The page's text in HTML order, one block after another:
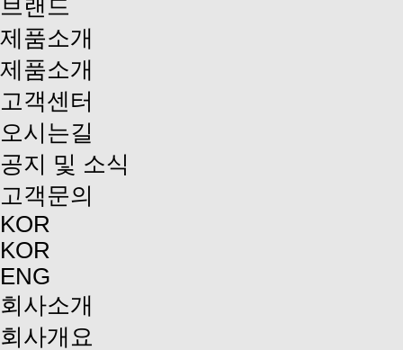
브랜드
제품소개
제품소개
고객센터
오시는길
공지 및 소식
고객문의
KOR
KOR
ENG
회사소개
회사개요